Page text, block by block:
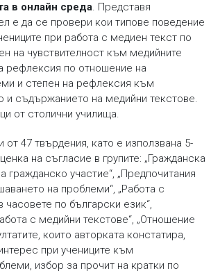
в онлайн среда. Представя
е да се провери кои типове поведение
при работа с медиен текст по
на чувствителност към медийните
рефлексия по отношение на
и степен на рефлексия към
и съдържанието на медийни текстове.
от столични училища.
от 47 твърдения, като е използвана 5-
на съгласие в групите: „Гражданска
гражданско участие“, „Предпочитания
на проблеми“, „Работа с
часовете по български език“,
с медийни текстове“, „Отношение
които авторката констатира,
при учениците към
избор за прочит на кратки по